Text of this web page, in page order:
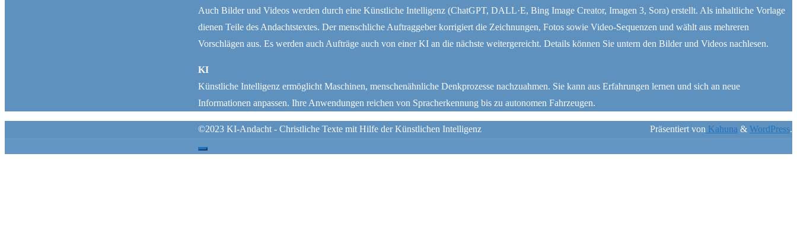
Folge 1054 – Der leere Akku – warum unsere
Auch Bilder und Videos werden durch eine Künstliche Intelligenz (ChatGPT, DALL·E, Bing Image Creator, Imagen 3, Sora) erstellt. Als inhaltliche Vorlage
dienen Teile des Andachtstextes. Der menschliche Auftraggeber korrigiert die Zeichnungen, Fotos sowie Video-Sequenzen und wählt aus mehreren
Vorschlägen aus. Es werden auch Aufträge auch von einer KI an die nächste weitergereicht. Details können Sie untern den Bilder und Videos nachlesen.
KI
Künstliche Intelligenz ermöglicht Maschinen, menschenähnliche Denkprozesse nachzuahmen. Sie kann aus Erfahrungen lernen und sich an neue
Informationen anpassen. Ihre Anwendungen reichen von Spracherkennung bis zu autonomen Fahrzeugen.
Präsentiert von Kahuna & WordPress.
©2023 KI-Andacht - Christliche Texte mit Hilfe der Künstlichen Intelligenz